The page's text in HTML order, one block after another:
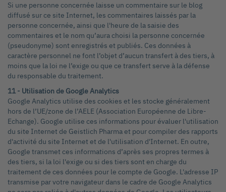
Si une personne concernée laisse un commentaire sur le blog
diffusé sur ce site Internet, les commentaires laissés par la
personne concernée, ainsi que l'heure de la saisie des
commentaires et le nom qu’aura choisi la personne concernée
(pseudonyme) sont enregistrés et publiés. Ces données à
caractère personnel ne font l’objet d’aucun transfert à des tiers, à
moins que la loi ne l’exige ou que ce transfert serve à la défense
du responsable du traitement.
11 - Utilisation de Google Analytics
Google Analytics utilise des cookies et les stocke généralement
hors de l’UE/zone de l’AELE (Association Européenne de Libre-
Echange). Google utilise ces informations pour évaluer l'utilisation
du site Internet de Geistlich Pharma et pour compiler des rapports
d'activité du site Internet et de l'utilisation d'Internet. En outre,
Google transmet ces informations d’après ses propres termes à
des tiers, si la loi l'exige ou si des tiers sont en charge du
traitement de ces données pour le compte de Google. L'adresse IP
transmise par votre navigateur dans le cadre de Google Analytics